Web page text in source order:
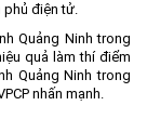
phủ điện tử.
Quảng Ninh trong
quả làm thí điểm
Quảng Ninh trong
nhấn mạnh.